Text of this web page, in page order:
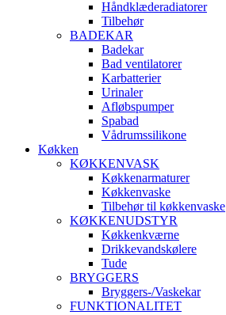
Håndklæderadiatorer
Tilbehør
BADEKAR
Badekar
Bad ventilatorer
Karbatterier
Urinaler
Afløbspumper
Spabad
Vådrumssilikone
Køkken
KØKKENVASK
Køkkenarmaturer
Køkkenvaske
Tilbehør til køkkenvaske
KØKKENUDSTYR
Køkkenkværne
Drikkevandskølere
Tude
BRYGGERS
Bryggers-/Vaskekar
FUNKTIONALITET